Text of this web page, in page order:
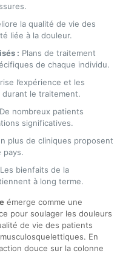
la qualité de vie des
liée à la douleur.
: Plans de traitement
de chaque individu.
l’expérience et les
le traitement.
De nombreux patients
significatives.
plus de cliniques proposent
pays.
Les bienfaits de la
à long terme.
émerge comme une
pour soulager les douleurs
de vie des patients
En
douce sur la colonne